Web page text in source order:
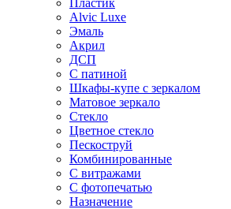
Пластик
Alvic Luxe
Эмаль
Акрил
ДСП
С патиной
Шкафы-купе с зеркалом
Матовое зеркало
Стекло
Цветное стекло
Пескоструй
Комбинированные
С витражами
С фотопечатью
Назначение